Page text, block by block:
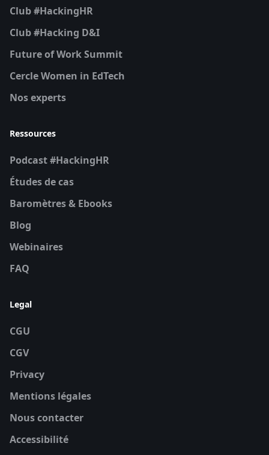
Club #HackingHR
Club #Hacking D&I
Future of Work Summit
Cercle Women in EdTech
Nos experts
Ressources
Podcast #HackingHR
Études de cas
Baromètres & Ebooks
Blog
Webinaires
FAQ
Legal
CGU
CGV
Privacy
Mentions légales
Nous contacter
Accessibilité